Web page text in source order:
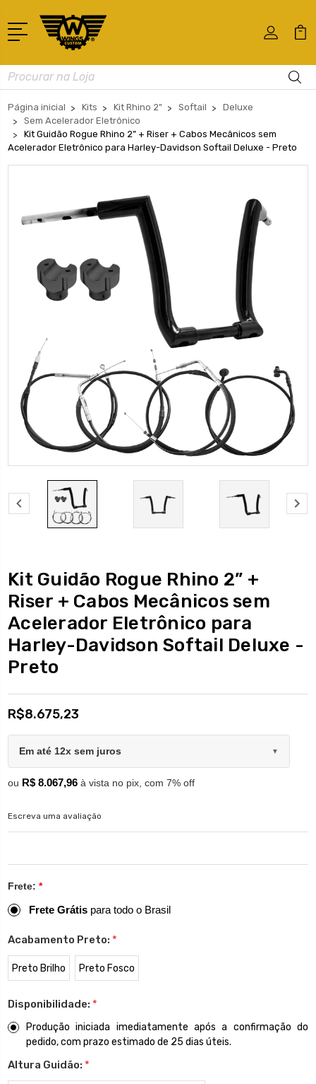
Busca
Página inicial Kits Kit Rhino 2" Softail
Deluxe
Sem Acelerador Eletrônico
Kit Guidão Rogue Rhino 2” + Riser + Cabos Mecânicos sem
Acelerador Eletrônico para Harley-Davidson Softail Deluxe - Preto
Kit Guidão Rogue Rhino 2” +
Riser + Cabos Mecânicos sem
Acelerador Eletrônico para
Harley-Davidson Softail Deluxe -
Preto
R$8.675,23
Em até 12x sem juros ▼
ou R$ 8.067,96 à vista no pix, com 7% off
Escreva uma avaliação
Frete: *
Frete Grátis para todo o Brasil
Acabamento Preto: *
Preto Brilho Preto Fosco
Disponibilidade: *
Produção iniciada imediatamente após a confirmação do
pedido, com prazo estimado de 25 dias úteis.
Altura Guidão: *